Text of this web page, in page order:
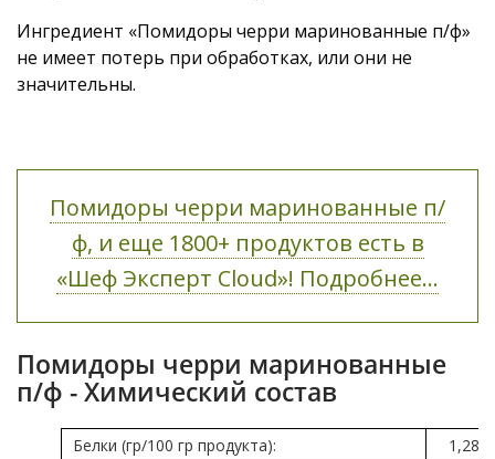
Ингредиент «Помидоры черри маринованные п/ф»
не имеет потерь при обработках, или они не
значительны.
Помидоры черри маринованные п/
ф, и еще 1800+ продуктов есть в
«Шеф Эксперт Cloud»! Подробнее...
Помидоры черри маринованные
п/ф - Химический состав
Белки (гр/100 гр продукта):
1,28